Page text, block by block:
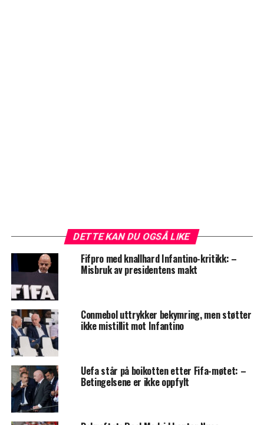
DETTE KAN DU OGSÅ LIKE
Fifpro med knallhard Infantino-kritikk: –
Misbruk av presidentens makt
Conmebol uttrykker bekymring, men støtter
ikke mistillit mot Infantino
Uefa står på boikotten etter Fifa-møtet: –
Betingelsene er ikke oppfylt